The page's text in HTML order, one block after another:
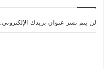
لن يتم نشر عنوان بريدك الإلكتروني.